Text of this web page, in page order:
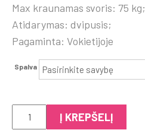
Max kraunamas svoris: 75 kg;
Atidarymas: dvipusis;
Pagaminta: Vokietijoje
Spalva
kiekis:
Į KREPŠELĮ